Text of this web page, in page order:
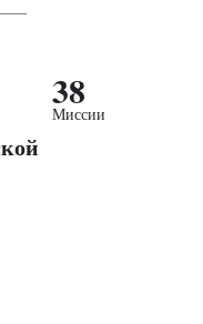
38
Миссии